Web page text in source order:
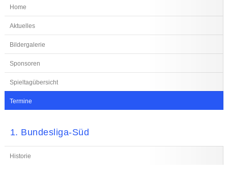
Home
Aktuelles
Bildergalerie
Sponsoren
Spieltagübersicht
Termine
1. Bundesliga-Süd
Historie